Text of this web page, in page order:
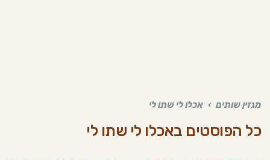
מגזין שותים › אכלו לי שתו לי
כל הפוסטים באכלו לי שתו לי